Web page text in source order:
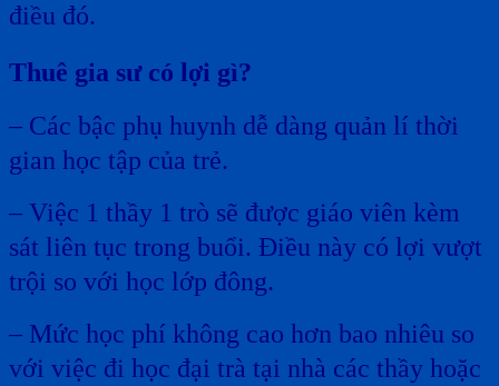
điều đó.
Thuê gia sư có lợi gì?
– Các bậc phụ huynh dễ dàng quản lí thời
gian học tập của trẻ.
– Việc 1 thầy 1 trò sẽ được giáo viên kèm
sát liên tục trong buổi. Điều này có lợi vượt
trội so với học lớp đông.
– Mức học phí không cao hơn bao nhiêu so
với việc đi học đại trà tại nhà các thầy hoặc